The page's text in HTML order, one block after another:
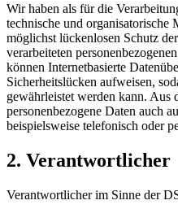
Wir haben als für die
technische und organisatorische
möglichst lückenlosen Schutz
verarbeiteten
können Internetbasierte
Sicherheitslücken aufweisen,
gewährleistet werden kann. Aus
personenbezogene Daten auch
beispielsweise telefonisch oder
2. Verantwortlicher
Verantwortlicher im Sinne der